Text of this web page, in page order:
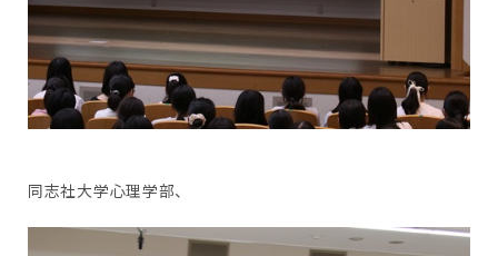
同志社大学心理学部、